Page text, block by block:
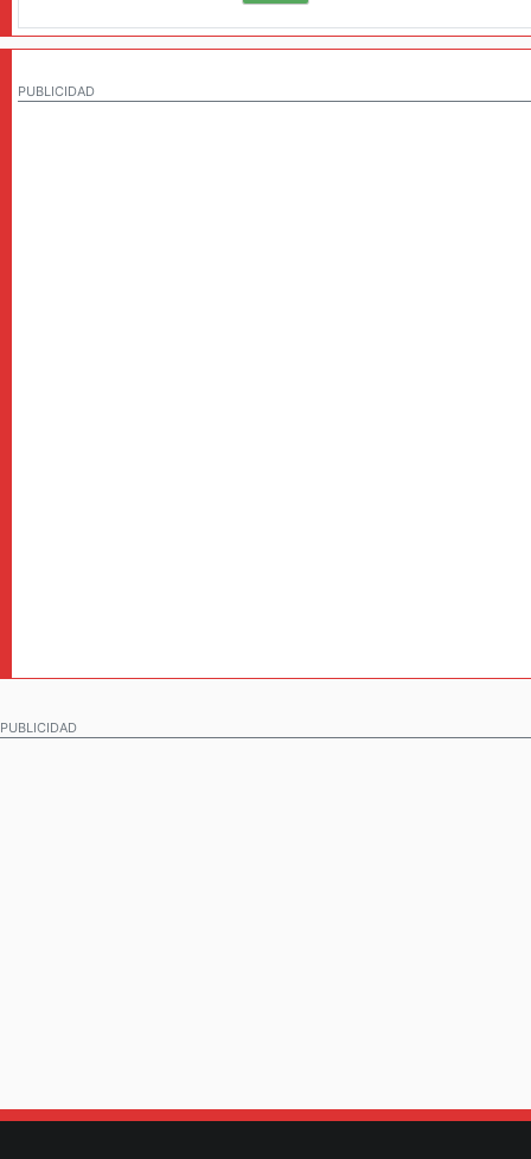
PUBLICIDAD
PUBLICIDAD